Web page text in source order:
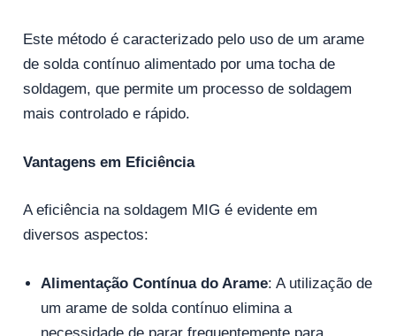
Este método é caracterizado pelo uso de um arame
de solda contínuo alimentado por uma tocha de
soldagem, que permite um processo de soldagem
mais controlado e rápido.
Vantagens em Eficiência
A eficiência na soldagem MIG é evidente em
diversos aspectos:
Alimentação Contínua do Arame: A utilização de
um arame de solda contínuo elimina a